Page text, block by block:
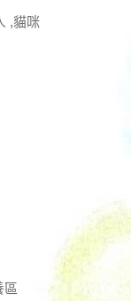
,貓咪
區